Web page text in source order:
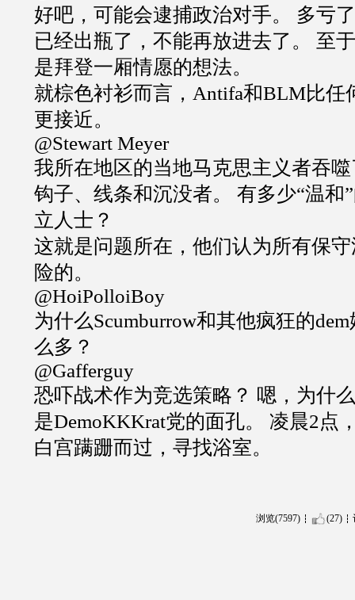
好吧，可能会逮捕政治对手。 多亏
已经出瓶了，不能再放进去了。 至
是拜登一厢情愿的想法。
就棕色衬衫而言，Antifa和BLM比任
更接近。
@Stewart Meyer
我所在地区的当地马克思主义者吞
钩子、线条和沉没者。 有多少“温和
立人士？
这就是问题所在，他们认为所有保
险的。
@HoiPolloiBoy
为什么Scumburrow和其他疯狂的
么多？
@Gafferguy
恐吓战术作为竞选策略？ 嗯，为什
是DemoKKKrat党的面孔。 凌晨2点
白宫蹒跚而过，寻找浴室。
浏览(7597) (27)